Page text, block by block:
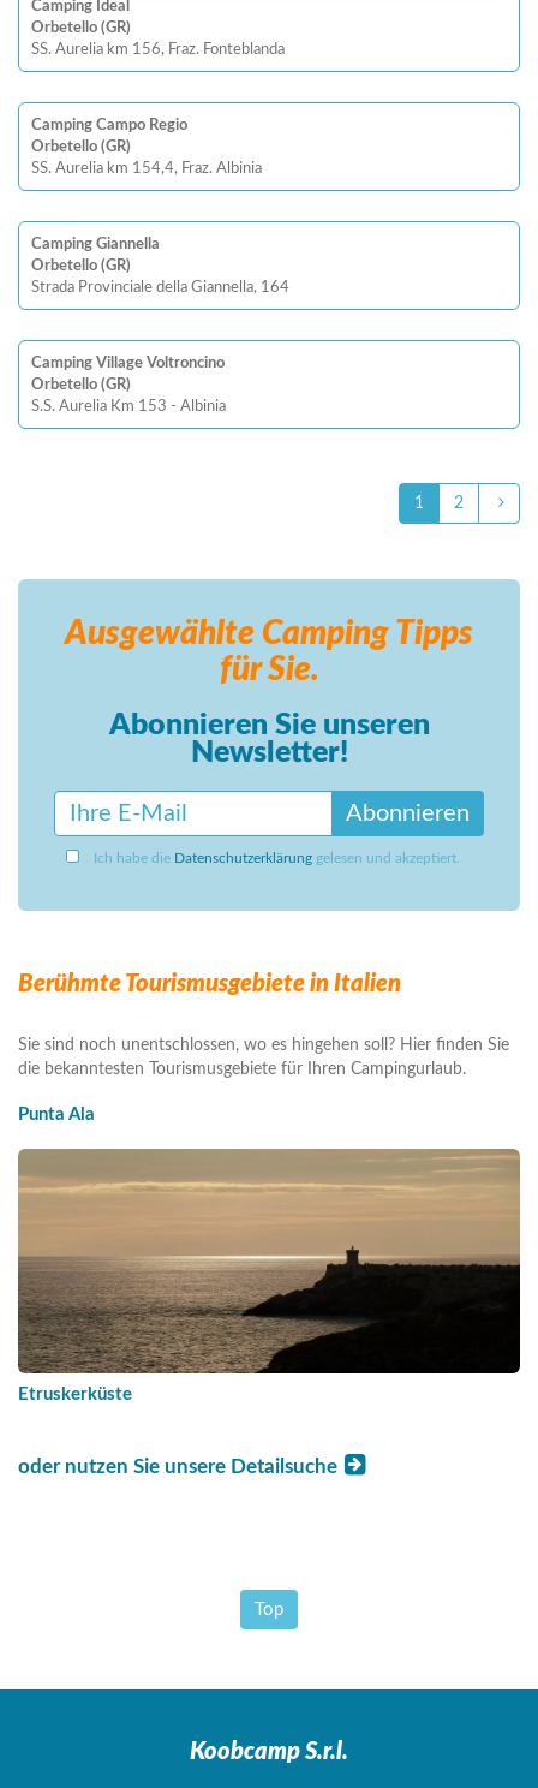
Camping Ideal
Orbetello (GR)
SS. Aurelia km 156, Fraz. Fonteblanda
Camping Campo Regio
Orbetello (GR)
SS. Aurelia km 154,4, Fraz. Albinia
Camping Giannella
Orbetello (GR)
Strada Provinciale della Giannella, 164
Camping Village Voltroncino
Orbetello (GR)
S.S. Aurelia Km 153 - Albinia
1 2
Ausgewählte Camping Tipps
für Sie.
Abonnieren Sie unseren
Newsletter!
Abonnieren
Ich habe die Datenschutzerklärung gelesen und akzeptiert.
Berühmte Tourismusgebiete in Italien
Sie sind noch unentschlossen, wo es hingehen soll? Hier finden Sie
die bekanntesten Tourismusgebiete für Ihren Campingurlaub.
Punta Ala
Etruskerküste
oder nutzen Sie unsere Detailsuche
Top
Koobcamp S.r.l.